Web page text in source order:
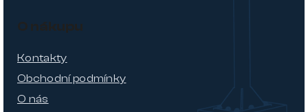
O nákupu
Kontakty
Obchodní podmínky
O nás